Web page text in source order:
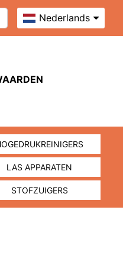
Nederlands
LAS APPARATEN
STOFZUIGERS